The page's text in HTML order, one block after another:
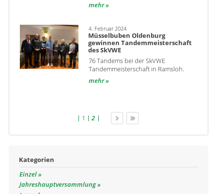
mehr
4. Februar 2024
Müsselbuben Oldenburg
gewinnen Tandemmeisterschaft
des SkVWE
76 Tandems bei der SkVWE
Tandemmeisterschaft in Ramsloh.
mehr
1 2
Kategorien
Einzel
Jahreshauptversammlung